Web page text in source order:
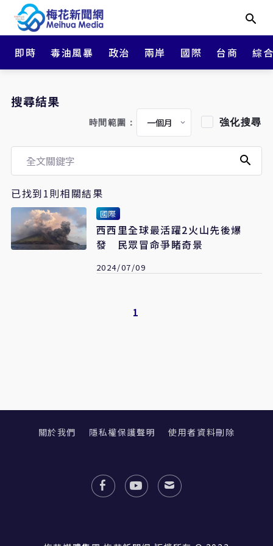
即時 毒油風暴 政治 兩岸 國際 台商 綜
搜尋結果
時間範圍： 強化搜尋
已找到1則相關結果
國際
西西里全球最活躍2火山先後爆
發 民眾冒命爭睹奇景
2024/07/09
1
關於我們 隱私權保護聲明 使用者資料刪除